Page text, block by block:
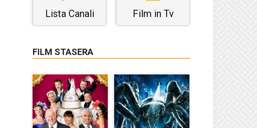
Lista Canali Film in Tv
FILM STASERA